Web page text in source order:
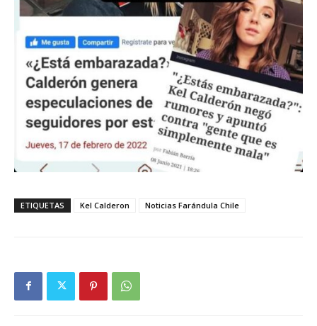
ETIQUETAS Kel Calderon Noticias Farándula Chile